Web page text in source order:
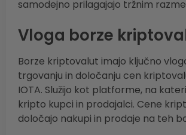
samodejno prilagajajo tržnim
Vloga borze
Borze kriptovalut imajo ključno
trgovanju in določanju cen
IOTA. Služijo kot platforme, na
kripto kupci in prodajalci. Cene
določajo nakupi in prodaje na teh